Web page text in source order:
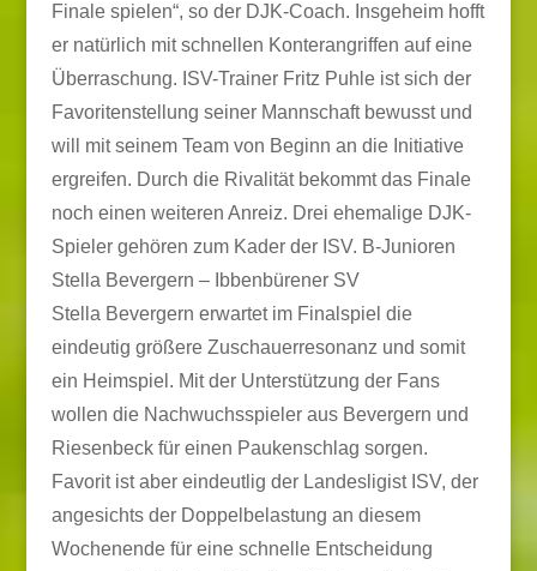
Finale spielen“, so der DJK-Coach. Insgeheim hofft
er natürlich mit schnellen Konterangriffen auf eine
Überraschung. ISV-Trainer Fritz Puhle ist sich der
Favoritenstellung seiner Mannschaft bewusst und
will mit seinem Team von Beginn an die Initiative
ergreifen. Durch die Rivalität bekommt das Finale
noch einen weiteren Anreiz. Drei ehemalige DJK-
Spieler gehören zum Kader der ISV. B-Junioren
Stella Bevergern – Ibbenbürener SV
Stella Bevergern erwartet im Finalspiel die
eindeutig größere Zuschauerresonanz und somit
ein Heimspiel. Mit der Unterstützung der Fans
wollen die Nachwuchsspieler aus Bevergern und
Riesenbeck für einen Paukenschlag sorgen.
Favorit ist aber eindeutlig der Landesligist ISV, der
angesichts der Doppelbelastung an diesem
Wochenende für eine schnelle Entscheidung